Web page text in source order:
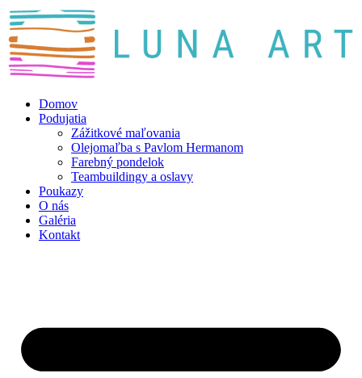
Preskočiť
na
obsah
Domov
Podujatia
Zážitkové maľovania
Olejomaľba s Pavlom Hermanom
Farebný pondelok
Teambuildingy a oslavy
Poukazy
O nás
Galéria
Kontakt